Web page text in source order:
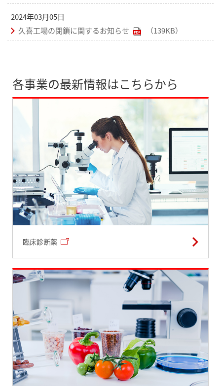
2024年03月05日
久喜工場の閉鎖に関するお知らせ
（139KB）
各事業の最新情報はこちらから
臨床診断薬